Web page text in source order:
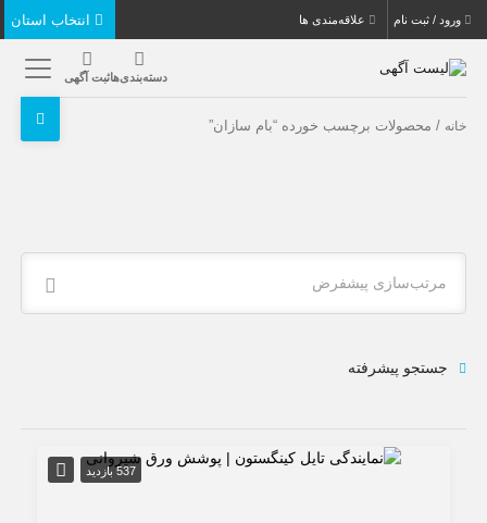
ورود / ثبت نام علاقه‌مندی ها
دسته‌بندی‌هاثبت آگهی
خانه / محصولات برچسب خورده “بام سازان”
مرتب‌سازی پیشفرض
جستجو پیشرفته
537 بازدید